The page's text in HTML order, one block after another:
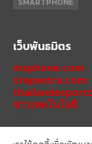
SMARTPHONE
เว็บพันธมิตร
mxphone.com
stepextra.com
ข่าวเทคโนโลยี